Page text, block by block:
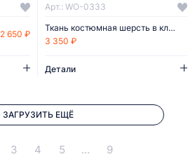
2 650 ₽
Арт.: WO-0333
Ткань костюмная шерсть в клетку
3 350 ₽
Детали
ЗАГРУЗИТЬ ЕЩЁ
3 4 5 ... 9